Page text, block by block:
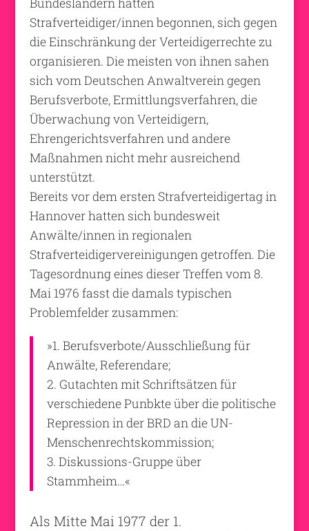
Bundesländern hatten
Strafverteidiger/innen begonnen, sich gegen
die Einschränkung der Verteidigerrechte zu
organisieren. Die meisten von ihnen sahen
sich vom Deutschen Anwaltverein gegen
Berufsverbote, Ermittlungsverfahren, die
Überwachung von Verteidigern,
Ehrengerichtsverfahren und andere
Maßnahmen nicht mehr ausreichend
unterstützt.
Bereits vor dem ersten Strafverteidigertag in
Hannover hatten sich bundesweit
Anwälte/innen in regionalen
Strafverteidigervereinigungen getroffen. Die
Tagesordnung eines dieser Treffen vom 8.
Mai 1976 fasst die damals typischen
Problemfelder zusammen:
»1. Berufsverbote/Ausschließung für
Anwälte, Referendare;
2. Gutachten mit Schriftsätzen für
verschiedene Punbkte über die politische
Repression in der BRD an die UN-
Menschenrechtskommission;
3. Diskussions-Gruppe über
Stammheim…«
Als Mitte Mai 1977 der 1.